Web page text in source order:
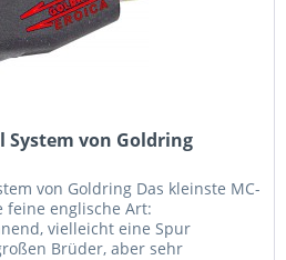
System von Goldring
von Goldring Das kleinste MC-
feine englische Art:
vielleicht eine Spur
Brüder, aber sehr